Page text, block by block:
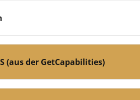
(aus der GetCapabilities)